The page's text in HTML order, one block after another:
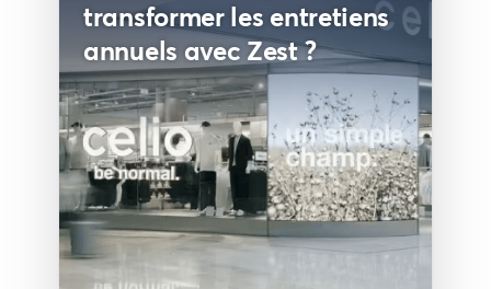
transformer les entretiens
annuels avec Zest ?